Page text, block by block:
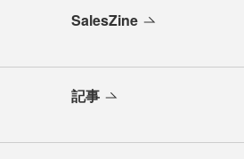
SalesZine
記事